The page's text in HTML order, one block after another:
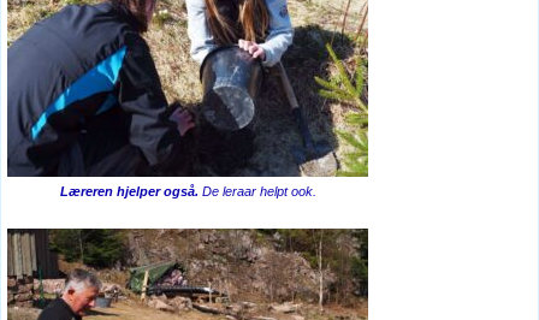
Læreren hjelper også. De leraar helpt ook.